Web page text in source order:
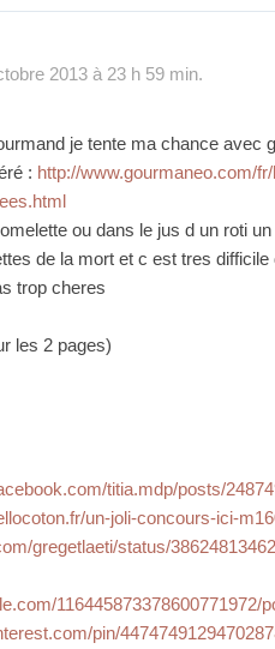
2013 à 23 h 59 min.
je tente ma chance avec
: http://www.gourmaneo.com/
ou dans le jus d un roti
de la mort et c est tres difficile
trop cheres
les 2 pages)
titia.mdp/posts/
un-joli-concours-ici-
gregetlaeti/status/
116445873378600771972/
pin/